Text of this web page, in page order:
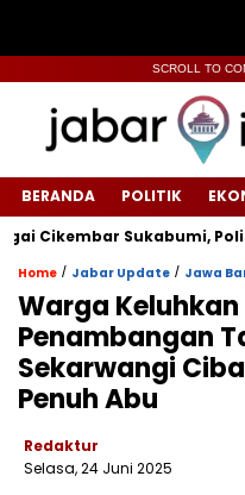
SCROLL TO
BERANDA POLITIK
Sukabumi, Polisi
Home / Jabar Update / Jawa
Warga
Penambangan
Sekarwangi
Penuh Abu
Redaktur
Selasa, 24 Juni 2025